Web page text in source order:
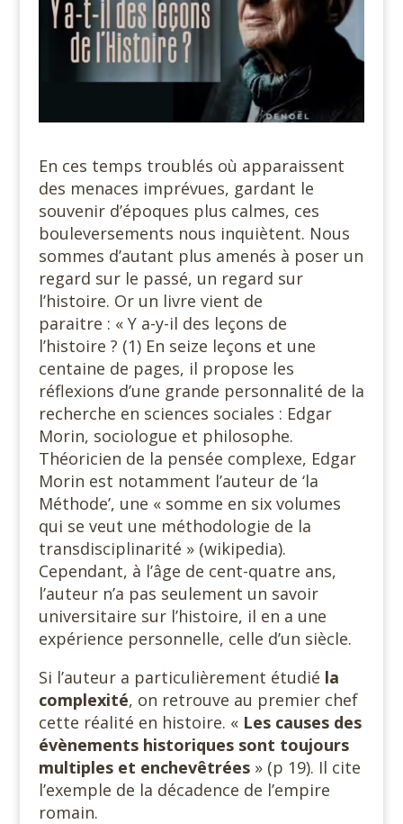
En ces temps troublés où apparaissent
des menaces imprévues, gardant le
souvenir d’époques plus calmes, ces
bouleversements nous inquiètent. Nous
sommes d’autant plus amenés à poser un
regard sur le passé, un regard sur
l’histoire. Or un livre vient de
paraitre : « Y a-y-il des leçons de
l’histoire ? (1) En seize leçons et une
centaine de pages, il propose les
réflexions d’une grande personnalité de la
recherche en sciences sociales : Edgar
Morin, sociologue et philosophe.
Théoricien de la pensée complexe, Edgar
Morin est notamment l’auteur de ‘la
Méthode’, une « somme en six volumes
qui se veut une méthodologie de la
transdisciplinarité » (wikipedia).
Cependant, à l’âge de cent-quatre ans,
l’auteur n’a pas seulement un savoir
universitaire sur l’histoire, il en a une
expérience personnelle, celle d’un siècle.
Si l’auteur a particulièrement étudié la
complexité, on retrouve au premier chef
cette réalité en histoire. « Les causes des
évènements historiques sont toujours
multiples et enchevêtrées» (p 19). Il cite
l’exemple de la décadence de l’empire
romain.